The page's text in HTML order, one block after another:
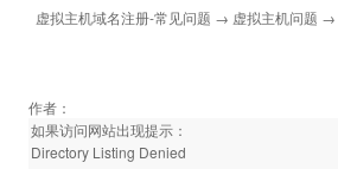
虚拟主机域名注册-常见问题 → 虚拟主机问题 →
作者：
如果访问网站出现提示：
Directory Listing Denied